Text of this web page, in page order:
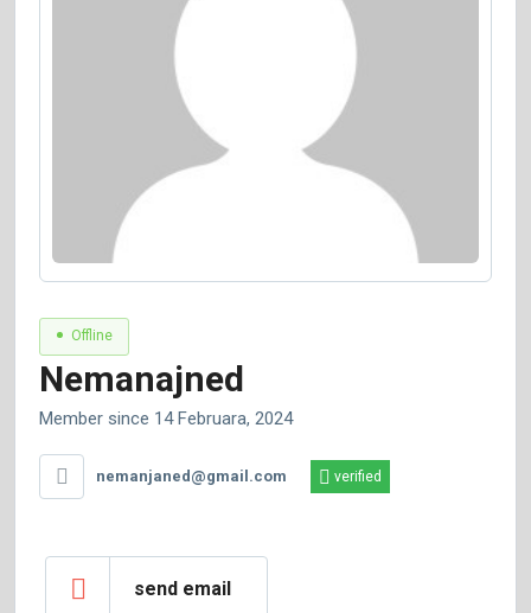
Offline
Nemanajned
Member since 14 Februara, 2024
nemanjaned@gmail.com verified
send email